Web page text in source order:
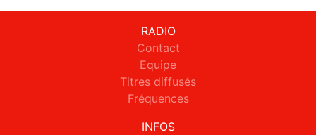
RADIO
Contact
Equipe
Titres diffusés
Fréquences
INFOS